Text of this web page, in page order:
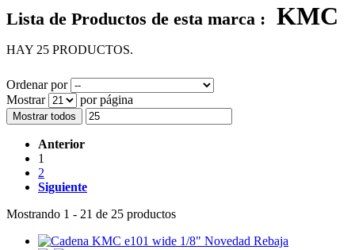
Lista de Productos de esta marca : KMC
HAY 25 PRODUCTOS.
Ordenar por
Mostrar
por página
Mostrar todos
Anterior
1
2
Siguiente
Mostrando 1 - 21 de 25 productos
Novedad Rebaja